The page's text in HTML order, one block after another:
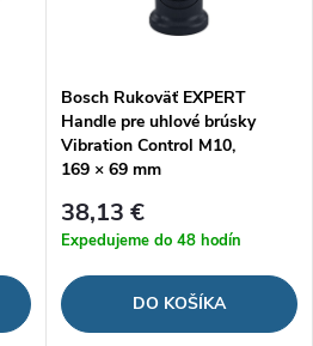
Bosch Rukoväť EXPERT
Handle pre uhlové brúsky
Vibration Control M10,
169 × 69 mm
38,13 €
Expedujeme do 48 hodín
DO KOŠÍKA